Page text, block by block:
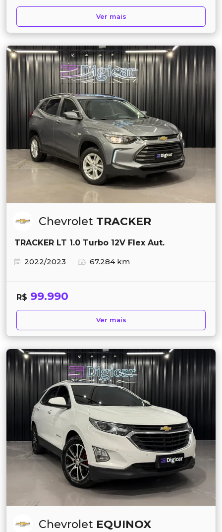
Ver mais
Chevrolet TRACKER
TRACKER LT 1.0 Turbo 12V Flex Aut.
2022/2023
67.284 km
R$ 99.990
Ver mais
Chevrolet EQUINOX